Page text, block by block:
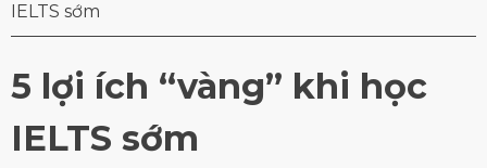
IELTS sớm
5 lợi ích “vàng” khi học
IELTS sớm